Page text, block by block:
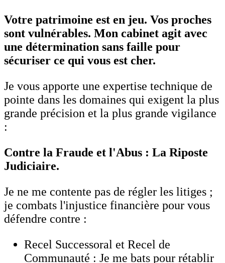
Votre patrimoine est en jeu. Vos proches
sont vulnérables. Mon cabinet agit avec
une détermination sans faille pour
sécuriser ce qui vous est cher.
Je vous apporte une expertise technique de
pointe dans les domaines qui exigent la plus
grande précision et la plus grande vigilance
:
Contre la Fraude et l'Abus : La Riposte
Judiciaire.
Je ne me contente pas de régler les litiges ;
je combats l'injustice financière pour vous
défendre contre :
Recel Successoral et Recel de
Communauté : Je me bats pour rétablir